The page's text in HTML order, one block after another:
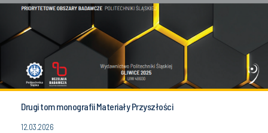
Drugi tom monografii Materiały Przyszłości
12.03.2026